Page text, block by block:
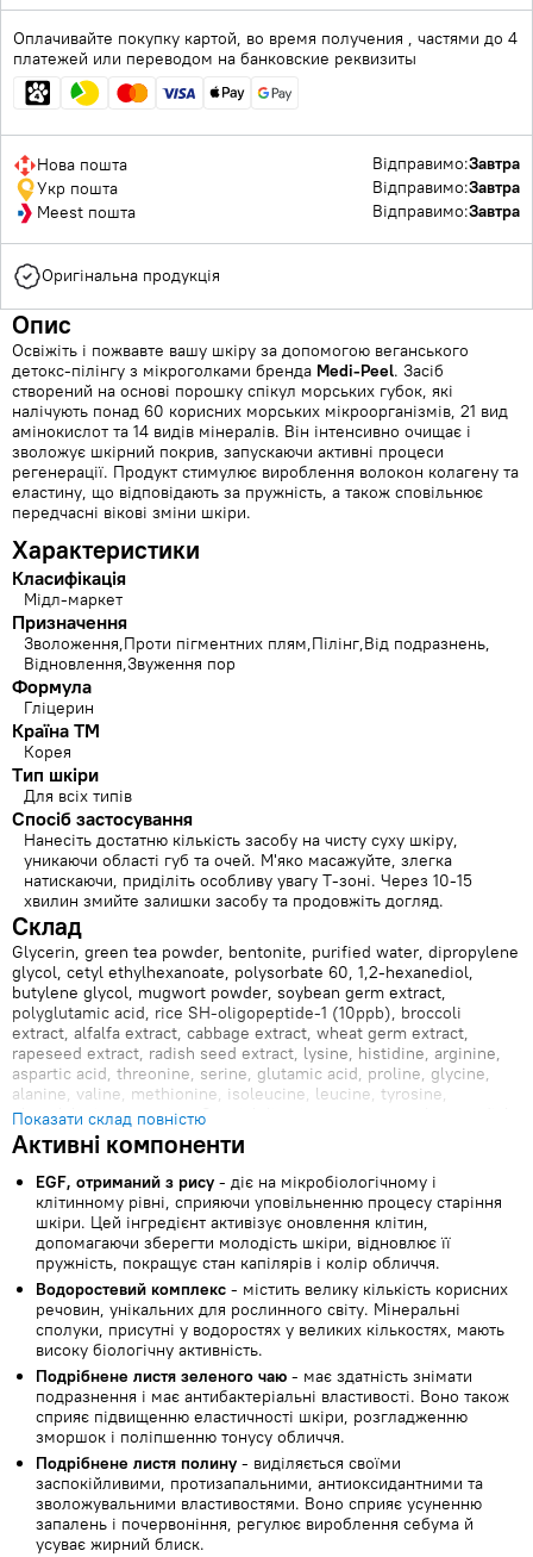
Оплачивайте покупку картой, во время получения , частями до 4
платежей или переводом на банковские реквизиты
Нова пошта Відправимо:Завтра
Укр пошта
Відправимо:Завтра
Meest пошта
Відправимо:Завтра
Оригінальна продукція
Опис
Освіжіть і пожвавте вашу шкіру за допомогою веганського
детокс-пілінгу з мікроголками бренда Medi-Peel. Засіб
створений на основі порошку спікул морських губок, які
налічують понад 60 корисних морських мікроорганізмів, 21 вид
амінокислот та 14 видів мінералів. Він інтенсивно очищає і
зволожує шкірний покрив, запускаючи активні процеси
регенерації. Продукт стимулює вироблення волокон колагену та
еластину, що відповідають за пружність, а також сповільнює
передчасні вікові зміни шкіри.
Характеристики
Класифікація
Мідл-маркет
Призначення
Зволоження Проти пігментних плям Пілінг Від подразнень
Відновлення Звуження пор
Формула
Гліцерин
Країна ТМ
Корея
Тип шкіри
Для всіх типів
Спосіб застосування
Нанесіть достатню кількість засобу на чисту суху шкіру,
уникаючи області губ та очей. М'яко масажуйте, злегка
натискаючи, приділіть особливу увагу Т-зоні. Через 10-15
хвилин змийте залишки засобу та продовжіть догляд.
Склад
Glycerin, green tea powder, bentonite, purified water, dipropylene
glycol, cetyl ethylhexanoate, polysorbate 60, 1,2-hexanediol,
butylene glycol, mugwort powder, soybean germ extract,
polyglutamic acid, rice SH-oligopeptide-1 (10ppb), broccoli
extract, alfalfa extract, cabbage extract, wheat germ extract,
rapeseed extract, radish seed extract, lysine, histidine, arginine,
aspartic acid, threonine, serine, glutamic acid, proline, glycine,
alanine, valine, methionine, isoleucine, leucine, tyrosine,
phenylalanine, cysteine, Spanish licorice root extract, horseradish
extract, hemp root extract, black sesame extract, dirt fungus
extract, angelica root extract, mulberry bark extract, peony root
extract, reed root extract, golden root extract,
lactobacillus/soybean fermentation extract, white willow bark
extract, cinnamon bark extract, oregano leaf extract, cypress leaf
extract, purslane extract, persimmon leaf extract, grape extract,
coffee seed extract, safflower flower extract, knotweed root
extract, green tea extract, chestnut shell extract, coneflower fruit
extract, madecassoside, pentylene glycol, hydrolyzed sponge,
lavender oil, Jericho rose extract, sodium acrylate/sodium
acryloyldimethyltaurate copolymer, isohexadecane, stearic acid,
sorbitan stearate, ethylhexylglycerin, caprylyl glycol, xanthan gum,
allantoin, polysorbate 80, high molecular weight sodium
hyaluronate, hydroxyacetophenone, dipotassium glycyrrhizate,
geraniol, limonene, methyl 2-octynoate, chromium oxide green.
Показати склад повністю
Активні компоненти
EGF, отриманий з рису - діє на мікробіологічному і
клітинному рівні, сприяючи уповільненню процесу старіння
шкіри. Цей інгредієнт активізує оновлення клітин,
допомагаючи зберегти молодість шкіри, відновлює її
пружність, покращує стан капілярів і колір обличчя.
Водоростевий комплекс - містить велику кількість корисних
речовин, унікальних для рослинного світу. Мінеральні
сполуки, присутні у водоростях у великих кількостях, мають
високу біологічну активність.
Подрібнене листя зеленого чаю - має здатність знімати
подразнення і має антибактеріальні властивості. Воно також
сприяє підвищенню еластичності шкіри, розгладженню
зморшок і поліпшенню тонусу обличчя.
Подрібнене листя полину - виділяється своїми
заспокійливими, протизапальними, антиоксидантними та
зволожувальними властивостями. Воно сприяє усуненню
запалень і почервоніння, регулює вироблення себума й
усуває жирний блиск.